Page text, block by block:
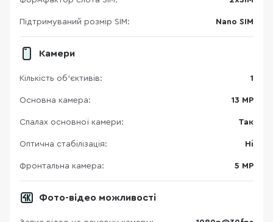
Підтримуваний розмір SIM: Nano SIM
Камери
Кількість об'єктивів: 1
Основна камера: 13 MP
Спалах основної камери: Так
Оптична стабілізація: Ні
Фронтальна камера: 5 MP
Фото-відео можливості